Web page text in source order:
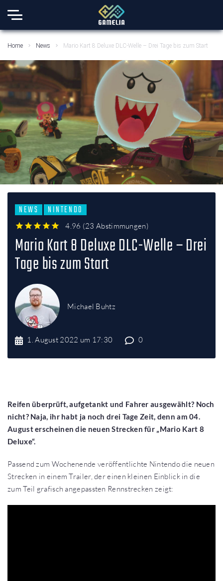
Home News Mario Kart 8 Deluxe DLC-Welle – Drei Tage bis zum Start
NEWS NINTENDO
4.96 (23 Abstimmungen)
Mario Kart 8 Deluxe DLC-Welle – Drei
Tage bis zum Start
Michael Buhtz
1. August 2022 um 17:30 0
Reifen überprüft, aufgetankt und Fahrer ausgewählt? Noch
nicht? Naja, ihr habt ja noch drei Tage Zeit, denn am 04.
August erscheinen die neuen Strecken für „Mario Kart 8
Deluxe“.
Passend zum Wochenende veröffentlichte Nintendo die neuen
Strecken in einem Trailer, der einen kleinen Einblick in die
zum Teil grafisch angepassten Rennstrecken zeigt: